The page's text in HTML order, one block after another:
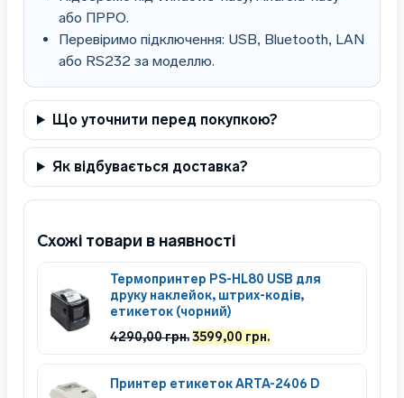
або ПРРО.
Перевіримо підключення: USB, Bluetooth, LAN
або RS232 за моделлю.
Що уточнити перед покупкою?
Як відбувається доставка?
Схожі товари в наявності
Термопринтер PS-HL80 USB для
друку наклейок, штрих-кодів,
етикеток (чорний)
4290,00грн.Оригінальна
3599,00 грн.Поточна
Принтер етикеток ARTA-2406 D